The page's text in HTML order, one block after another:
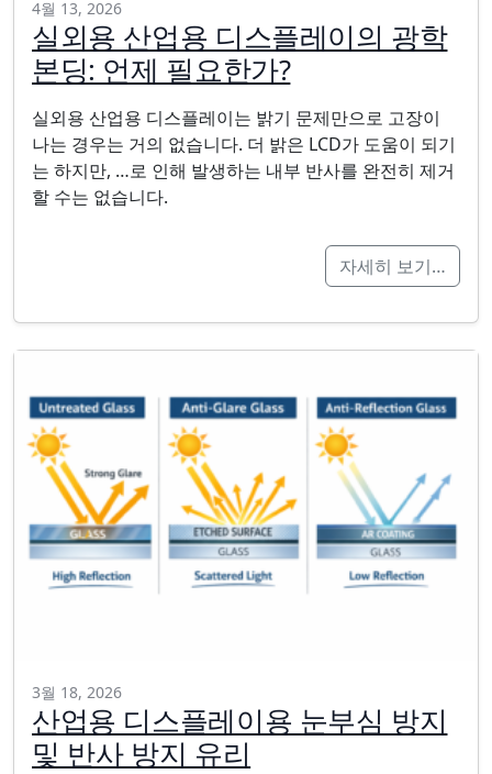
4월 13, 2026
실외용 산업용 디스플레이의 광학
본딩: 언제 필요한가?
실외용 산업용 디스플레이는 밝기 문제만으로 고장이
나는 경우는 거의 없습니다. 더 밝은 LCD가 도움이 되기
는 하지만, …로 인해 발생하는 내부 반사를 완전히 제거
할 수는 없습니다.
자세히 보기…
3월 18, 2026
산업용 디스플레이용 눈부심 방지
및 반사 방지 유리